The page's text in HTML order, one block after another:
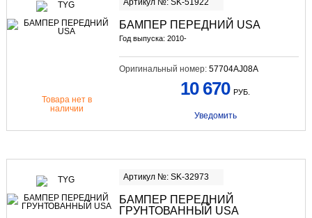
Артикул №: SK-51922
БАМПЕР ПЕРЕДНИЙ USA
Год выпуска: 2010-
Оригинальный номер: 57704AJ08A
Товара нет в
наличии
10 670 РУБ.
Уведомить
Артикул №: SK-32973
БАМПЕР ПЕРЕДНИЙ
ГРУНТОВАННЫЙ USA